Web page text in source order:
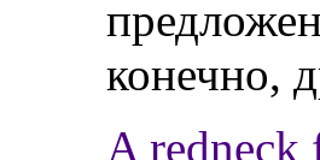
конечно,
A